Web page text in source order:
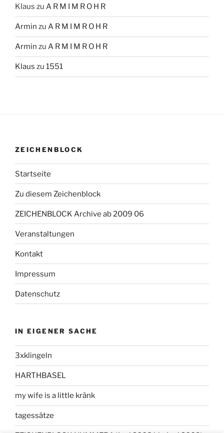
Klaus zu A R M I M R O H R
Armin zu A R M I M R O H R
Armin zu A R M I M R O H R
Klaus zu 1551
ZEICHENBLOCK
Startseite
Zu diesem Zeichenblock
ZEICHENBLOCK Archive ab 2009 06
Veranstaltungen
Kontakt
Impressum
Datenschutz
IN EIGENER SACHE
3xklingeln
HARTHBASEL
my wife is a little kränk
tagessätze